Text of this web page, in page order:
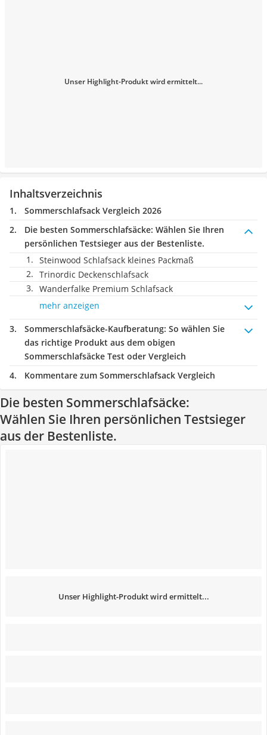
Unser Highlight-Produkt wird ermittelt...
Inhaltsverzeichnis
Sommerschlafsack Vergleich 2026
Die besten Sommerschlafsäcke: Wählen Sie Ihren
persönlichen Testsieger aus der Bestenliste.
Steinwood Schlafsack kleines Packmaß
Trinordic Deckenschlafsack
Wanderfalke Premium Schlafsack
mehr anzeigen
Sommerschlafsäcke-Kaufberatung: So wählen Sie
das richtige Produkt aus dem obigen
Sommerschlafsäcke Test oder Vergleich
Kommentare zum Sommerschlafsack Vergleich
Die besten Sommerschlafsäcke:
Wählen Sie Ihren persönlichen Testsieger
aus der Bestenliste.
Unser Highlight-Produkt wird ermittelt...